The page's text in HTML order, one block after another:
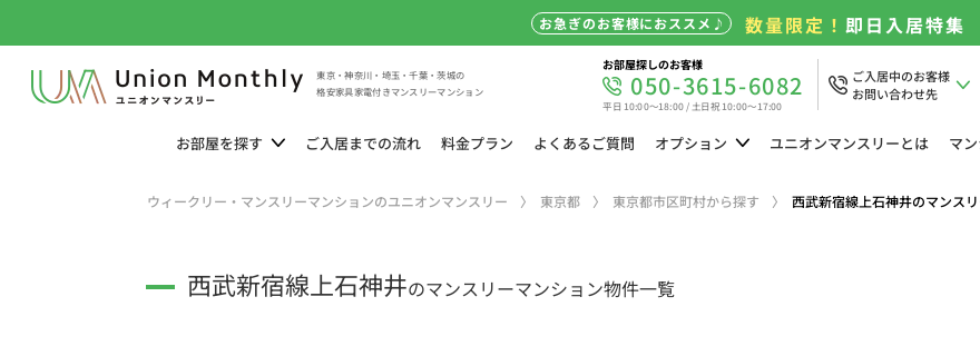
お急ぎのお客様におススメ♪ 数量限定！即日入居特集
東京・神奈川・埼玉・千葉・茨城の
格安家具家電付きマンスリーマンション
お部屋探しのお客様
050-3615-6082
平日 10:00～18:00 / 土日祝 10:00～17:00
ご入居中のお客様
お問い合わせ先
お部屋を探す ご入居までの流れ 料金プラン よくあるご質問 オプション ユニオンマンスリーとは マ
ウィークリー・マンスリーマンションのユニオンマンスリー 東京都 東京都市区町村から探す 西武新宿線上石神井のマンス
西武新宿線上石神井のマンスリーマンション物件一覧